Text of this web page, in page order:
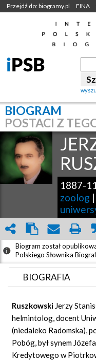
Przejdź do: biogramy.pl FINA
BIOGRAM
POSTACI Z
1887-
zoolog |
Biogram został
Polskiego Słownika
BIOGRAFIA
GRAF POWIĄZAŃ
DYSKUSJA
Mapa
Ruszkowski Jerzy
helmintolog, docent
(niedaleko Radomska),
Pobóg, był synem
Kredytowego w